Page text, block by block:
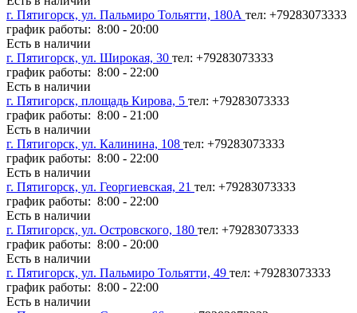
г. Пятигорск, ул. Пальмиро Тольятти, 180А тел: +79283073333
график работы: 8:00 - 20:00
Есть в наличии
г. Пятигорск, ул. Широкая, 30 тел: +79283073333
график работы: 8:00 - 22:00
Есть в наличии
г. Пятигорск, площадь Кирова, 5 тел: +79283073333
график работы: 8:00 - 21:00
Есть в наличии
г. Пятигорск, ул. Калинина, 108 тел: +79283073333
график работы: 8:00 - 22:00
Есть в наличии
г. Пятигорск, ул. Георгиевская, 21 тел: +79283073333
график работы: 8:00 - 22:00
Есть в наличии
г. Пятигорск, ул. Островского, 180 тел: +79283073333
график работы: 8:00 - 20:00
Есть в наличии
г. Пятигорск, ул. Пальмиро Тольятти, 49 тел: +79283073333
график работы: 8:00 - 22:00
Есть в наличии